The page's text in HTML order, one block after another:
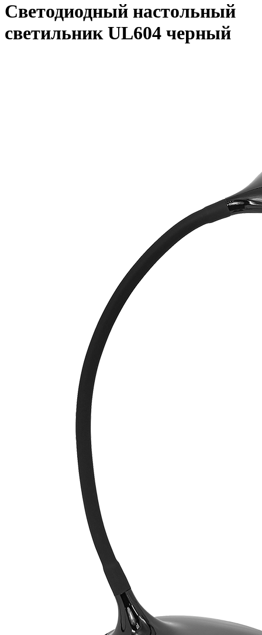
Светодиодный настольный
светильник UL604 черный